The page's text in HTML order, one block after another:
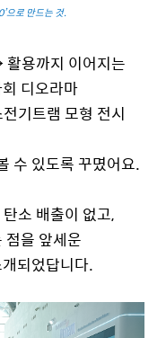
으로 만드는 것.
용까지 이어지는
디오라마
기트램 모형 전시
수 있도록 꾸몄어요.
소 배출이 없고,
점을 앞세운
되었답니다.